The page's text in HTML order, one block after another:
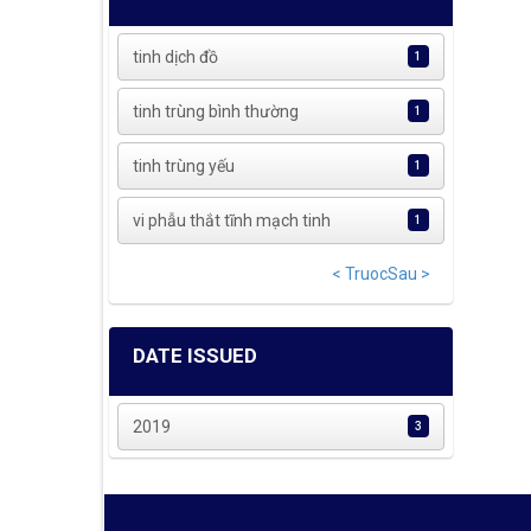
tinh dịch đồ 1
tinh trùng bình thường 1
tinh trùng yếu 1
vi phẫu thắt tĩnh mạch tinh 1
< TruocSau >
DATE ISSUED
2019 3